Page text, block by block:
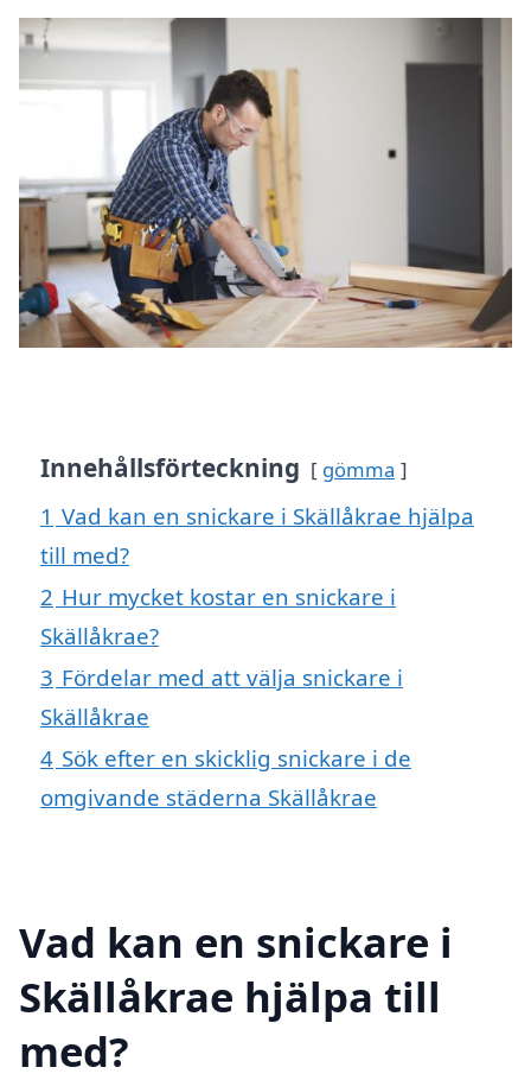
Innehållsförteckning gömma
1 Vad kan en snickare i Skällåkrae hjälpa
till med?
2 Hur mycket kostar en snickare i
Skällåkrae?
3 Fördelar med att välja snickare i
Skällåkrae
4 Sök efter en skicklig snickare i de
omgivande städerna Skällåkrae
Vad kan en snickare i
Skällåkrae hjälpa till
med?